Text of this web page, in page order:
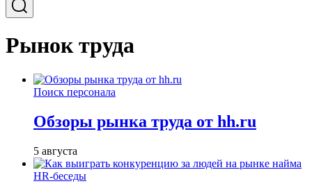
Рынок труда
Поиск персонала
Обзоры рынка труда от hh.ru
5 августа
HR-беседы